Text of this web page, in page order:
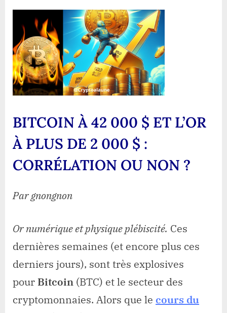
42 000
$
ET
L’OR
À
PLUS
DE
$ :
OU
BITCOIN À 42 000 $ ET L’OR
À PLUS DE 2 000 $ :
CORRÉLATION OU NON ?
Par gnongnon
Or numérique et physique plébiscité. Ces
dernières semaines (et encore plus ces
derniers jours), sont très explosives
pour Bitcoin (BTC) et le secteur des
cryptomonnaies. Alors que le cours du